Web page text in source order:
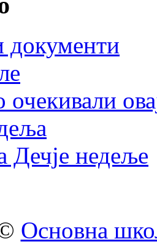
Дечје недеље
Oсновна